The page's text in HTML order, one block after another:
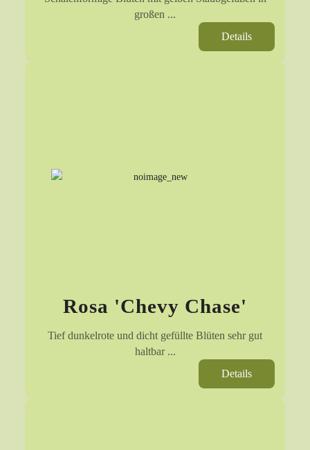
großen ...
Details
Rosa 'Chevy Chase'
Tief dunkelrote und dicht gefüllte Blüten sehr gut
haltbar ...
Details